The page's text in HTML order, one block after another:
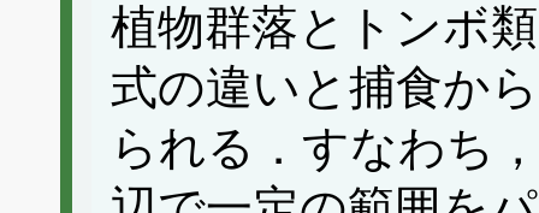
植物群落とトンボ
式の違いと捕食か
られる．すなわち